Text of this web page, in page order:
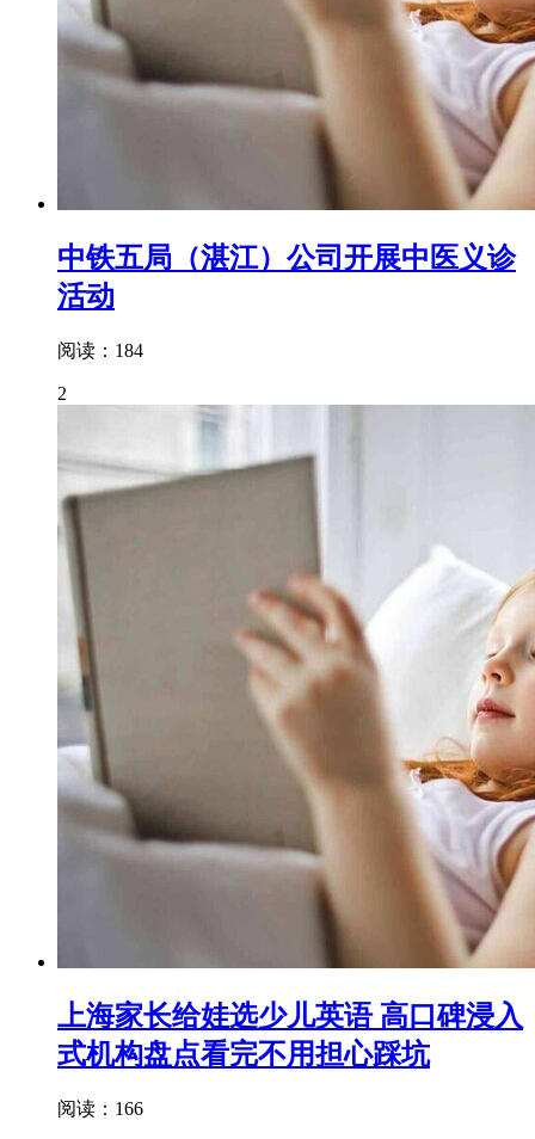
中铁五局（湛江）公司开展中医义诊
活动
阅读：184
2
上海家长给娃选少儿英语 高口碑浸入
式机构盘点看完不用担心踩坑
阅读：166